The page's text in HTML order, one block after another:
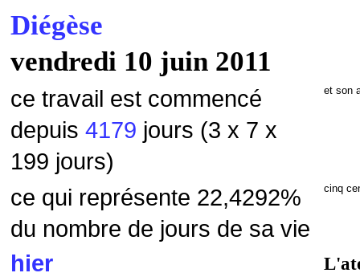
Diégèse
vendredi 10 juin 2011
ce travail est commencé
depuis 4179 jours (3 x 7 x
199 jours)
et son
ce qui représente 22,4292%
du nombre de jours de sa vie
cinq
hier